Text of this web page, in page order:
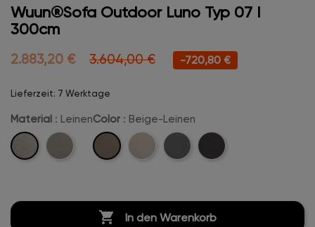
Wuun®Sofa Outdoor Luno Typ 07 I
300cm
2.883,20 € 3.604,00 € -720,80 €
Lieferzeit: 7 Werktage
Material : Leinen
Leinen
Marine-
Color : Beige-Leinen
Beige-
Leinen
Creme-Kreige- Anthrazit-
 In den Warenkorb